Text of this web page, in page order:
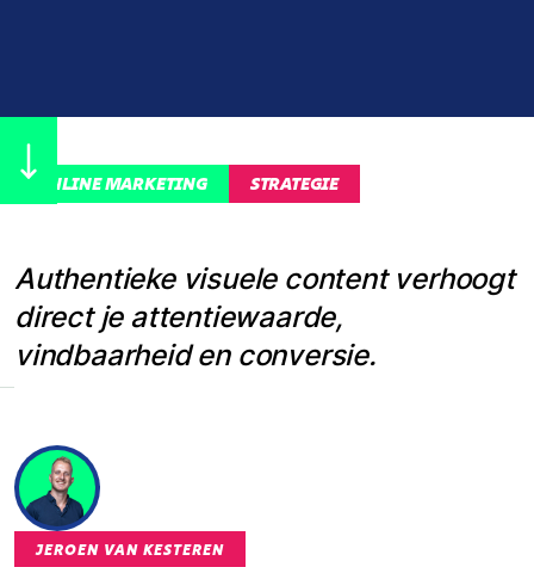
ONLINE MARKETING STRATEGIE
Authentieke visuele content verhoogt
direct je attentiewaarde,
vindbaarheid en conversie.
JEROEN VAN KESTEREN